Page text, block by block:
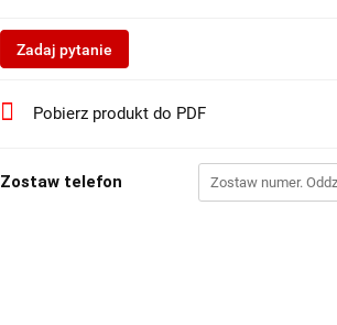
Zadaj pytanie
Pobierz produkt do PDF
Zostaw telefon